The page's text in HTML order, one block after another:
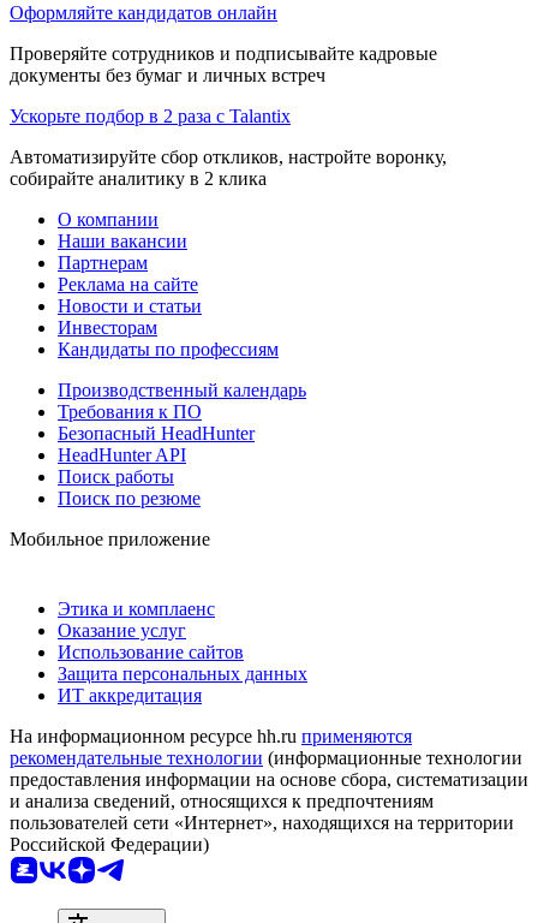
Оформляйте кандидатов онлайн
Проверяйте сотрудников и подписывайте кадровые
документы без бумаг и личных встреч
Ускорьте подбор в 2 раза с Talantix
Автоматизируйте сбор откликов, настройте воронку,
собирайте аналитику в 2 клика
О компании
Наши вакансии
Партнерам
Реклама на сайте
Новости и статьи
Инвесторам
Кандидаты по профессиям
Производственный календарь
Требования к ПО
Безопасный HeadHunter
HeadHunter API
Поиск работы
Поиск по резюме
Мобильное приложение
Этика и комплаенс
Оказание услуг
Использование сайтов
Защита персональных данных
ИТ аккредитация
На информационном ресурсе hh.ru применяются
рекомендательные технологии (информационные технологии
предоставления информации на основе сбора, систематизации
и анализа сведений, относящихся к предпочтениям
пользователей сети «Интернет», находящихся на территории
Российской Федерации)